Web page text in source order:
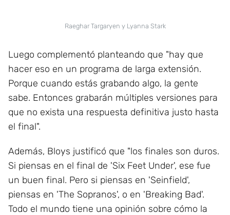
Raeghar Targaryen y Lyanna Stark
Luego complementó planteando que "hay que
hacer eso en un programa de larga extensión.
Porque cuando estás grabando algo, la gente
sabe. Entonces grabarán múltiples versiones para
que no exista una respuesta definitiva justo hasta
el final".
Además, Bloys justificó que "los finales son duros.
Si piensas en el final de 'Six Feet Under', ese fue
un buen final. Pero si piensas en 'Seinfield',
piensas en 'The Sopranos', o en 'Breaking Bad'.
Todo el mundo tiene una opinión sobre cómo la